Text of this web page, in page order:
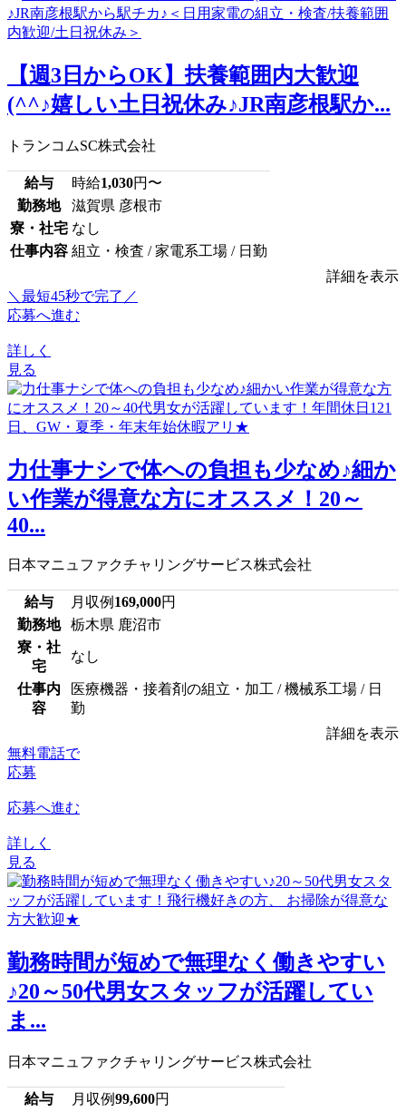
【週3日からOK】扶養範囲内大歓迎
(^^♪嬉しい土日祝休み♪JR南彦根駅か...
トランコムSC株式会社
給与 時給1,030円〜
勤務地
滋賀県 彦根市
寮・社宅 なし
仕事内容 組立・検査 / 家電系工場 / 日勤
詳細を表示
＼最短45秒で完了／
応募へ進む
詳しく
見る
力仕事ナシで体への負担も少なめ♪細か
い作業が得意な方にオススメ！20～
40...
日本マニュファクチャリングサービス株式会社
給与 月収例 169,000円
勤務地
栃木県 鹿沼市
寮・社
宅
なし
仕事内
容
医療機器・接着剤の組立・加工 / 機械系工場 / 日
勤
詳細を表示
無料電話で
応募
応募へ進む
詳しく
見る
勤務時間が短めで無理なく働きやすい
♪20～50代男女スタッフが活躍してい
ま...
日本マニュファクチャリングサービス株式会社
給与 月収例99,600円